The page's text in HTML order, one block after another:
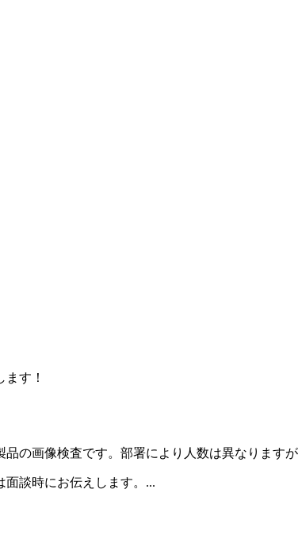
す！
の画像検査です。部署により人数は異なります
談時にお伝えします。...